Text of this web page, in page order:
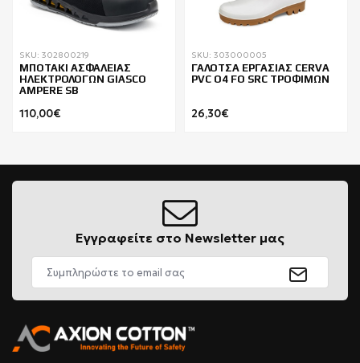
SKU: 302800219
ΜΠΟΤΑΚΙ ΑΣΦΑΛΕΙΑΣ
ΗΛΕΚΤΡΟΛΟΓΩΝ GIASCO
AMPERE SB
110,00€
SKU: 303000005
ΓΑΛΟΤΣΑ ΕΡΓΑΣΙΑΣ CERVA
PVC Ο4 FO SRC ΤΡΟΦΙΜΩΝ
26,30€
Εγγραφείτε στο Newsletter μας